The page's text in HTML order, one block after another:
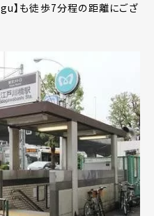
】も徒歩7分程の距離にござ